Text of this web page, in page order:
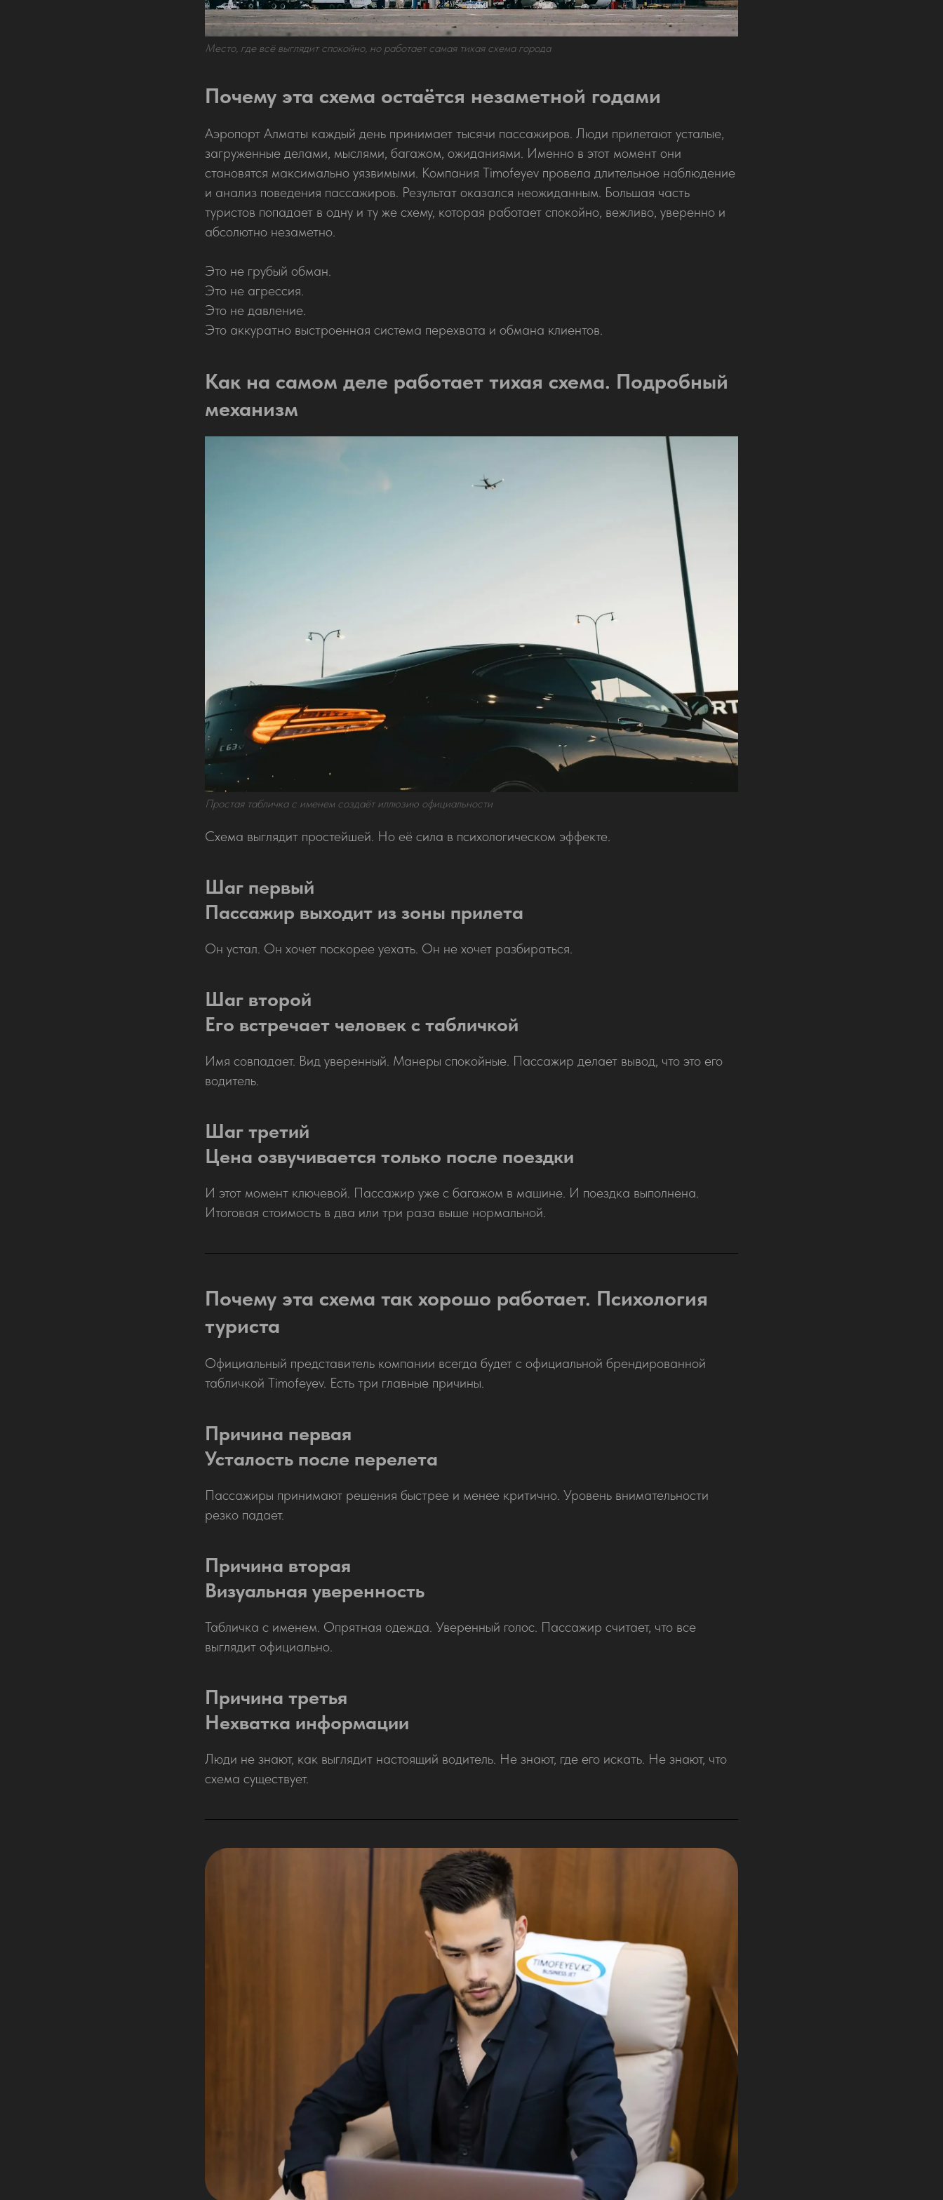
Место, где всё выглядит спокойно, но работает самая тихая схема города
Почему эта схема остаётся незаметной годами
Аэропорт Алматы каждый день принимает тысячи пассажиров. Люди прилетают усталые,
загруженные делами, мыслями, багажом, ожиданиями. Именно в этот момент они
становятся максимально уязвимыми. Компания Timofeyev провела длительное наблюдение
и анализ поведения пассажиров. Результат оказался неожиданным. Большая часть
туристов попадает в одну и ту же схему, которая работает спокойно, вежливо, уверенно и
абсолютно незаметно.
Это не грубый обман.
Это не агрессия.
Это не давление.
Это аккуратно выстроенная система перехвата и обмана клиентов.
Как на самом деле работает тихая схема. Подробный
механизм
Простая табличка с именем создаёт иллюзию официальности
Схема выглядит простейшей. Но её сила в психологическом эффекте.
Шаг первый
Пассажир выходит из зоны прилета
Он устал. Он хочет поскорее уехать. Он не хочет разбираться.
Шаг второй
Его встречает человек с табличкой
Имя совпадает. Вид уверенный. Манеры спокойные. Пассажир делает вывод, что это его
водитель.
Шаг третий
Цена озвучивается только после поездки
И этот момент ключевой. Пассажир уже с багажом в машине. И поездка выполнена.
Итоговая стоимость в два или три раза выше нормальной.
Почему эта схема так хорошо работает. Психология
туриста
Официальный представитель компании всегда будет с официальной брендированной
табличкой Timofeyev. Есть три главные причины.
Причина первая
Усталость после перелета
Пассажиры принимают решения быстрее и менее критично. Уровень внимательности
резко падает.
Причина вторая
Визуальная уверенность
Табличка с именем. Опрятная одежда. Уверенный голос. Пассажир считает, что все
выглядит официально.
Причина третья
Нехватка информации
Люди не знают, как выглядит настоящий водитель. Не знают, где его искать. Не знают, что
схема существует.